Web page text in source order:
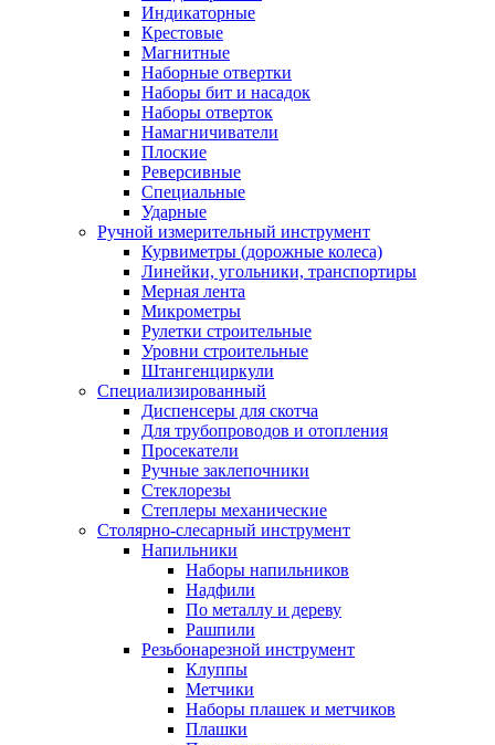
Индикаторные
Крестовые
Магнитные
Наборные отвертки
Наборы бит и насадок
Наборы отверток
Намагничиватели
Плоские
Реверсивные
Специальные
Ударные
Ручной измерительный инструмент
Курвиметры (дорожные колеса)
Линейки, угольники, транспортиры
Мерная лента
Микрометры
Рулетки строительные
Уровни строительные
Штангенциркули
Специализированный
Диспенсеры для скотча
Для трубопроводов и отопления
Просекатели
Ручные заклепочники
Стеклорезы
Степлеры механические
Столярно-слесарный инструмент
Напильники
Наборы напильников
Надфили
По металлу и дереву
Рашпили
Резьбонарезной инструмент
Клуппы
Метчики
Наборы плашек и метчиков
Плашки